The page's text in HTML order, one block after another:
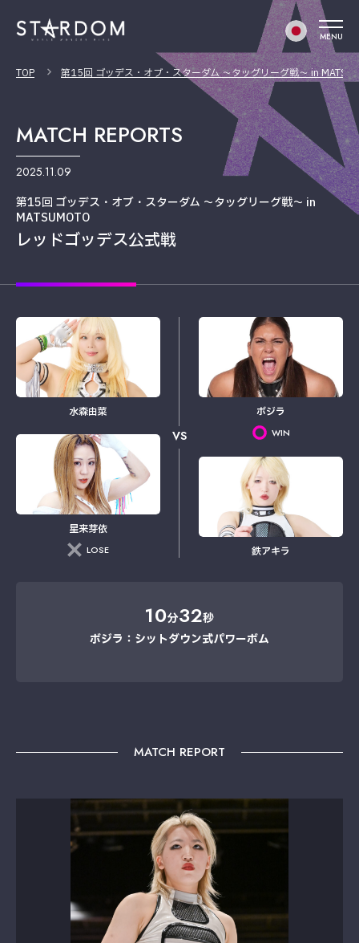
MENU
TOP 第15回 ゴッデス・オブ・スターダム ～タッグリーグ戦～ in
MATCH REPORTS
2025.11.09
第15回 ゴッデス・オブ・スターダム ～タッグリーグ戦～ in
MATSUMOTO
レッドゴッデス公式戦
水森由菜
星来芽依
LOSE
VS
ボジラ
WIN
鉄アキラ
10分32秒
ボジラ：シットダウン式パワーボム
MATCH REPORT